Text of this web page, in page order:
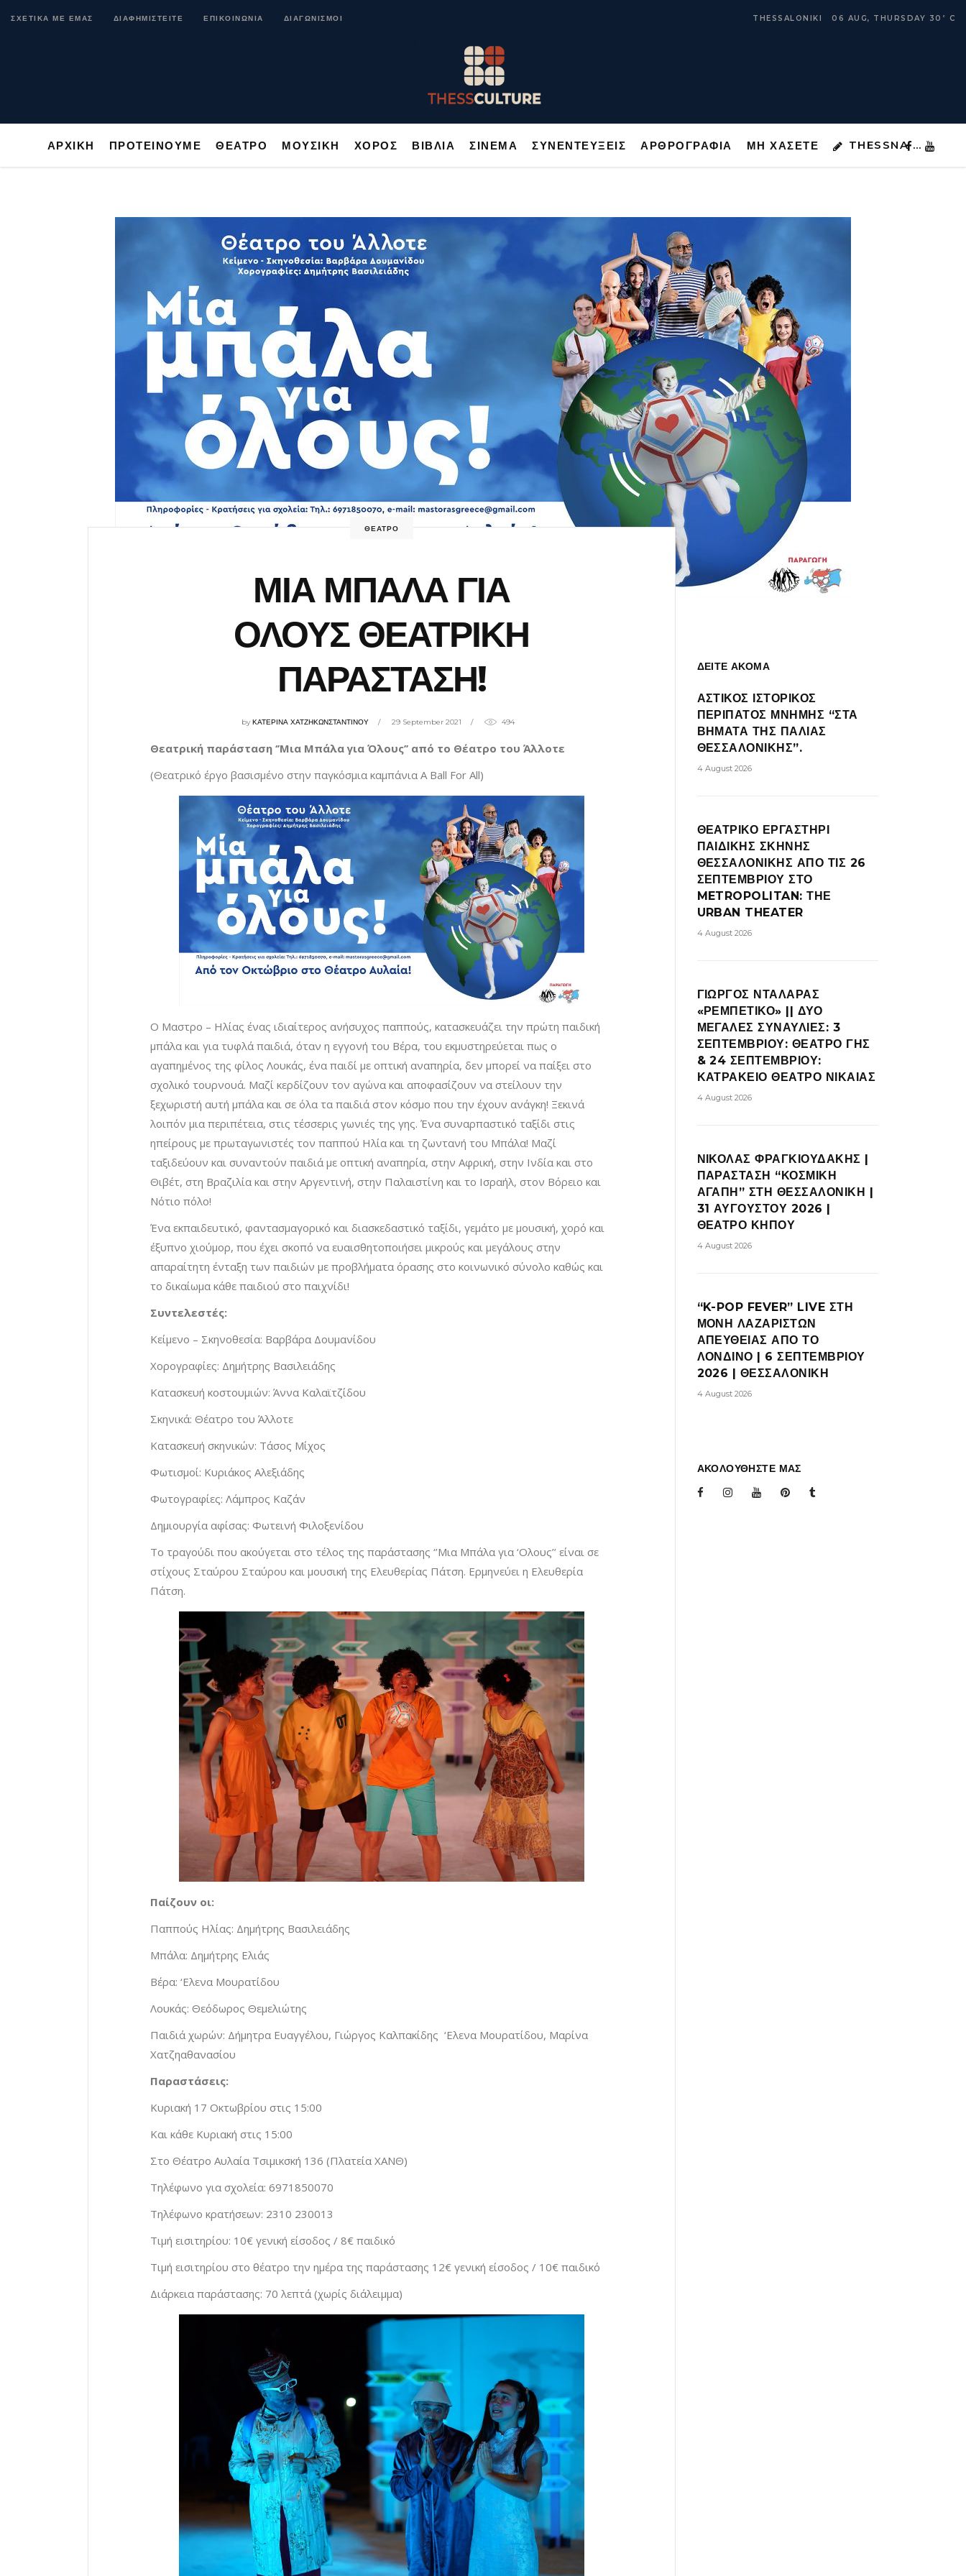
ΣΧΕΤΙΚΑ ΜΕ ΕΜΑΣ ΔΙΑΦΗΜΙΣΤΕΙΤΕ ΕΠΙΚΟΙΝΩΝΙΑ ΔΙΑΓΩΝΙΣΜΟΙ THESSALONIKI 06 AUG, THURSDAY 30 ° C
ΑΡΧΙΚΗ ΠΡΟΤΕΙΝΟΥΜΕ ΘΕΑΤΡΟ ΜΟΥΣΙΚΗ ΧΟΡΟΣ ΒΙΒΛΙΑ ΣΙΝΕΜΑ ΣΥΝΕΝΤΕΥΞΕΙΣ ΑΡΘΡΟΓΡΑΦΙΑ ΜΗ ΧΑΣΕΤΕ THESSNA …
ΑΡΧΙΚΗ ΠΡΟΤΕΙΝΟΥΜΕ ΘΕΑΤΡΟ ΜΟΥΣΙΚΗ ΜΗ ΧΑΣΕΤΕ THESSNA …
ΘΕΑΤΡΟ
ΜΙΑ ΜΠΑΛΑ ΓΙΑ
ΟΛΟΥΣ ΘΕΑΤΡΙΚΗ
ΠΑΡΑΣΤΑΣΗ!
byΚΑΤΕΡΙΝΑ ΧΑΤΖΗΚΩΝΣΤΑΝΤΙΝΟΥ 29 September 2021 494
Θεατρική παράσταση ‘’Μια Μπάλα για Όλους’’ από το Θέατρο του Άλλοτε
(Θεατρικό έργο βασισμένο στην παγκόσμια καμπάνια A Ball For All)
Ο Μαστρο – Ηλίας ένας ιδιαίτερος ανήσυχος παππούς, κατασκευάζει την πρώτη παιδική
μπάλα και για τυφλά παιδιά, όταν η εγγονή του Βέρα, του εκμυστηρεύεται πως ο
αγαπημένος της φίλος Λουκάς, ένα παιδί με οπτική αναπηρία, δεν μπορεί να παίξει στο
σχολικό τουρνουά. Μαζί κερδίζουν τον αγώνα και αποφασίζουν να στείλουν την
ξεχωριστή αυτή μπάλα και σε όλα τα παιδιά στον κόσμο που την έχουν ανάγκη! Ξεκινά
λοιπόν μια περιπέτεια, στις τέσσερις γωνιές της γης. Ένα συναρπαστικό ταξίδι στις
ηπείρους με πρωταγωνιστές τον παππού Ηλία και τη ζωντανή του Μπάλα! Μαζί
ταξιδεύουν και συναντούν παιδιά με οπτική αναπηρία, στην Αφρική, στην Ινδία και στο
Θιβέτ, στη Βραζιλία και στην Αργεντινή, στην Παλαιστίνη και το Ισραήλ, στον Βόρειο και
Νότιο πόλο!
Ένα εκπαιδευτικό, φαντασμαγορικό και διασκεδαστικό ταξίδι, γεμάτο με μουσική, χορό και
έξυπνο χιούμορ, που έχει σκοπό να ευαισθητοποιήσει μικρούς και μεγάλους στην
απαραίτητη ένταξη των παιδιών με προβλήματα όρασης στο κοινωνικό σύνολο καθώς και
το δικαίωμα κάθε παιδιού στο παιχνίδι!
Συντελεστές:
Κείμενο – Σκηνοθεσία: Βαρβάρα Δουμανίδου
Χορογραφίες: Δημήτρης Βασιλειάδης
Κατασκευή κοστουμιών: Άννα Καλαϊτζίδου
Σκηνικά: Θέατρο του Άλλοτε
Κατασκευή σκηνικών: Τάσος Μίχος
Φωτισμοί: Κυριάκος Αλεξιάδης
Φωτογραφίες: Λάμπρος Καζάν
Δημιουργία αφίσας: Φωτεινή Φιλοξενίδου
Το τραγούδι που ακούγεται στο τέλος της παράστασης ‘’Μια Μπάλα για ‘Ολους’’ είναι σε
στίχους Σταύρου Σταύρου και μουσική της Ελευθερίας Πάτση. Ερμηνεύει η Ελευθερία
Πάτση.
Παίζουν οι:
Παππούς Ηλίας: Δημήτρης Βασιλειάδης
Μπάλα: Δημήτρης Ελιάς
Βέρα: ‘Ελενα Μουρατίδου
Λουκάς: Θεόδωρος Θεμελιώτης
Παιδιά χωρών: Δήμητρα Ευαγγέλου, Γιώργος Καλπακίδης ‘Ελενα Μουρατίδου, Μαρίνα
Χατζηαθανασίου
Παραστάσεις:
Κυριακή 17 Οκτωβρίου στις 15:00
Και κάθε Κυριακή στις 15:00
Στο Θέατρο Αυλαία Τσιμικσκή 136 (Πλατεία ΧΑΝΘ)
Τηλέφωνο για σχολεία: 6971850070
Τηλέφωνο κρατήσεων: 2310 230013
Τιμή εισιτηρίου: 10€ γενική είσοδος / 8€ παιδικό
Τιμή εισιτηρίου στο θέατρο την ημέρα της παράστασης 12€ γενική είσοδος / 10€ παιδικό
Διάρκεια παράστασης: 70 λεπτά (χωρίς διάλειμμα)
ΔΕΙΤΕ ΑΚΟΜΑ
ΑΣΤΙΚΟΣ ΙΣΤΟΡΙΚΟΣ
ΠΕΡΙΠΑΤΟΣ ΜΝΗΜΗΣ “ΣΤΑ
ΒΗΜΑΤΑ ΤΗΣ ΠΑΛΙΑΣ
ΘΕΣΣΑΛΟΝΙΚΗΣ”.
4 August 2026
ΘΕΑΤΡΙΚΟ ΕΡΓΑΣΤΗΡΙ
ΠΑΙΔΙΚΗΣ ΣΚΗΝΗΣ
ΘΕΣΣΑΛΟΝΙΚΗΣ ΑΠΟ ΤΙΣ 26
ΣΕΠΤΕΜΒΡΙΟΥ ΣΤΟ
METROPOLITAN: ΤΗΕ
URBAN THEATER
4 August 2026
ΓΙΩΡΓΟΣ ΝΤΑΛΑΡΑΣ
«ΡΕΜΠΕΤΙΚΟ» || ΔΥΟ
ΜΕΓΑΛΕΣ ΣΥΝΑΥΛΙΕΣ: 3
ΣΕΠΤΕΜΒΡΙΟΥ: ΘΕΑΤΡΟ ΓΗΣ
& 24 ΣΕΠΤΕΜΒΡΙΟΥ:
ΚΑΤΡΑΚΕΙΟ ΘΕΑΤΡΟ ΝΙΚΑΙΑΣ
4 August 2026
ΝΙΚΟΛΑΣ ΦΡΑΓΚΙΟΥΔΑΚΗΣ |
ΠΑΡΑΣΤΑΣΗ “ΚΟΣΜΙΚΗ
ΑΓΑΠΗ” ΣΤΗ ΘΕΣΣΑΛΟΝΙΚΗ |
31 ΑΥΓΟΥΣΤΟΥ 2026 |
ΘΕΑΤΡΟ ΚΗΠΟΥ
4 August 2026
“K-POP FEVER” LIVE ΣΤΗ
ΜΟΝΗ ΛΑΖΑΡΙΣΤΩΝ
ΑΠΕΥΘΕΙΑΣ ΑΠΟ ΤΟ
ΛΟΝΔΙΝΟ | 6 ΣΕΠΤΕΜΒΡΙΟΥ
2026 | ΘΕΣΣΑΛΟΝΙΚΗ
4 August 2026
ΑΚΟΛΟΥΘΗΣΤΕ ΜΑΣ